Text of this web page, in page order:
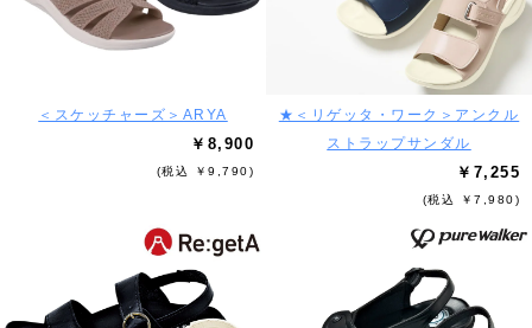
＜スケッチャーズ＞ARYA
￥8,900
(税込 ￥9,790)
★＜リゲッタ・ワーク＞アンクル
ストラップサンダル
￥7,255
(税込 ￥7,980)